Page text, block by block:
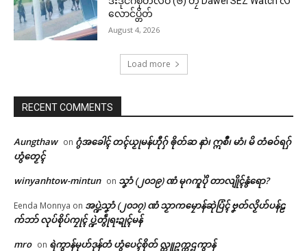
လောင်ပ္တိတ်
August 4, 2026
Load more
RECENT COMMENTS
Aungthaw on ဂွံအခေါၚ် တၚ်ယၟုမန်ဟီုဂှ် ၜိုတ်ဆ နာဲ၊ ဣစဳ၊ မာံ၊ မိ တံဓဝ်ရဂှ်
ဟွံတၟေၚ်
winyanhtow-mintun on သၞာံ (၂၀၁၉) ဏံ မုဂကူပိုဲ တာလျိုၚ်နွံရော?
Eenda Monnya on အပ္ဍဲသၞာံ (၂၀၁၇) ဏံ သၟာကမၠောန်ဆုဲပြံၚ် ဗၞတ်လၟိဟ်ပန်ဠ
က်ဘာ် လုပ်စိုပ်ကၠုၚ် ပ္ဍဲတွဵုရးဍုၚ်မန်
mro on ရဲကွာန်မုဟ်ဒုန်တံ ဟွံပေၚ်စိုတ် လ္တူဥက္ကဌကွာန်